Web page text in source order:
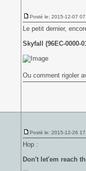
Posté le: 2015-12-07
Le petit dernier,
Skyfall (96EC-0000-
Ou comment rigoler
Posté le: 2015-12-26
Hop :
Don't let'em reach